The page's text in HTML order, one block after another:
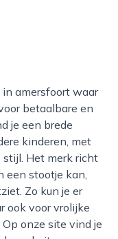
betaalbare en
je een brede
kinderen, met
Het merk richt
een stootje kan,
Zo kun je er
ook voor vrolijke
onze site vind je